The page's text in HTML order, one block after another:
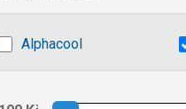
Alphacool